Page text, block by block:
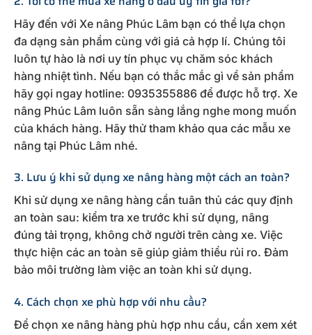
Hãy đến với Xe nâng Phúc Lâm bạn có thể lựa chọn
đa dạng sản phẩm cùng với giá cả hợp lí. Chúng tôi
luôn tự hào là nơi uy tín phục vụ chăm sóc khách
hàng nhiệt tình. Nếu bạn có thắc mắc gì về sản phẩm
hãy gọi ngay hotline: 0935355886 để được hỗ trợ. Xe
nâng Phúc Lâm luôn sẵn sàng lắng nghe mong muốn
của khách hàng. Hãy thử tham khảo qua các mẫu xe
nâng tại Phúc Lâm nhé.
3. Lưu ý khi sử dụng xe nâng hàng một cách an toàn?
Khi sử dụng xe nâng hàng cần tuân thủ các quy định
an toàn sau: kiểm tra xe trước khi sử dụng, nâng
đúng tải trọng, không chở người trên càng xe. Việc
thực hiện các an toàn sẽ giúp giảm thiểu rủi ro. Đảm
bảo môi trường làm việc an toàn khi sử dụng.
4. Cách chọn xe phù hợp với nhu cầu?
Để chọn xe nâng hàng phù hợp nhu cầu, cần xem xét